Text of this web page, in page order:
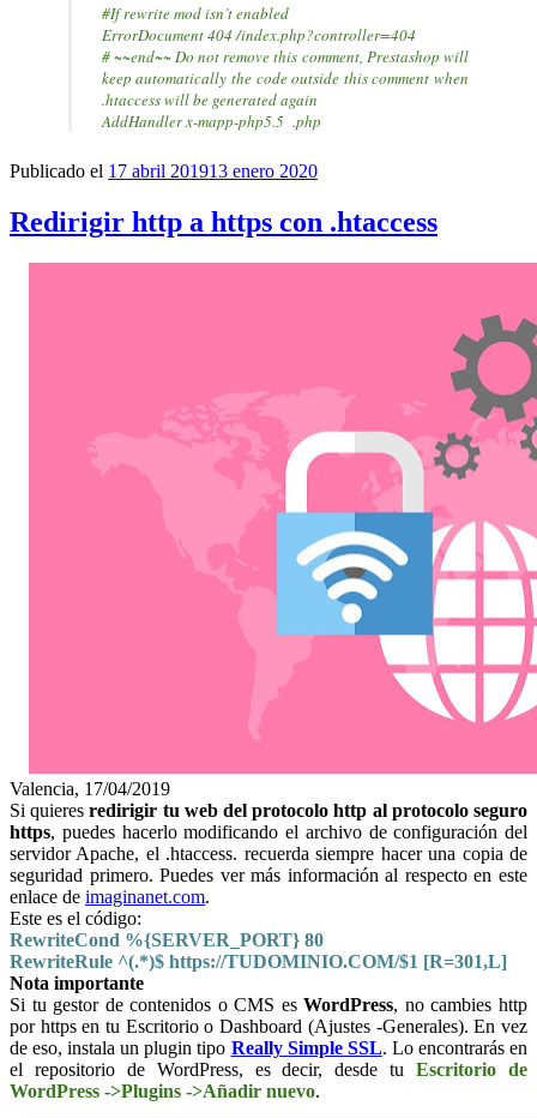
#If rewrite mod isn’t enabled
ErrorDocument 404 /index.php?controller=404
# ~~end~~ Do not remove this comment, Prestashop will
keep automatically the code outside this comment when
.htaccess will be generated again
AddHandler x-mapp-php5.5 .php
Publicado el 17 abril 201913 enero 2020
Redirigir http a https con .htaccess
Valencia, 17/04/2019
Si quieresredirigir tu web del protocolo http al protocolo seguro
https, puedes hacerlo modificando el archivo de configuración del
servidor Apache, el .htaccess. recuerda siempre hacer una copia de
seguridad primero. Puedes ver más información al respecto en este
enlace de imaginanet.com.
Este es el código:
RewriteCond %{SERVER_PORT} 80
RewriteRule ^(.*)$ https://TUDOMINIO.COM/$1 [R=301,L]
Nota importante
Si tu gestor de contenidos o CMS esWordPress, no cambies http
por https en tu Escritorio o Dashboard (Ajustes -Generales). En vez
de eso, instala un plugin tipo Really Simple SSL. Lo encontrarás en
el repositorio de WordPress, es decir, desde tuEscritorio de
WordPress ->Plugins ->Añadir nuevo.